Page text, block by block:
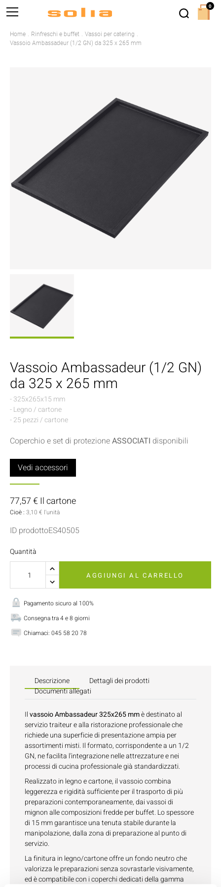
Home Rinfreschi e buffet
Vassoi per catering
Vassoio Ambassadeur (1/2 GN) da 325 x 265 mm
Vassoio Ambassadeur (1/2 GN)
da 325 x 265 mm
- 325x265x15 mm
- Legno / cartone
- 25 pezzi / cartone
Coperchio e set di protezioneASSOCIATI disponibili
Vedi accessori
77,57 € Il cartone
Cioè : 3,10 € l'unità
ID prodottoES40505
Quantità
AGGIUNGI AL CARRELLO
Pagamento sicuro al 100%
Consegna tra 4 e 8 giorni
Chiamaci: 045 58 20 78
Descrizione
Dettagli dei prodotti
Documenti allegati
Ilvassoio Ambassadeur 325x265 mmè destinato al
servizio traiteur e alla ristorazione professionale che
richiede una superficie di presentazione ampia per
assortimenti misti. Il formato, corrispondente a un 1/2
GN, ne facilita l'integrazione nelle attrezzature e nei
processi di cucina professionale già standardizzati.
Realizzato in legno e cartone, il vassoio combina
leggerezza e rigidità sufficiente per il trasporto di più
preparazioni contemporaneamente, dai vassoi di
mignon alle composizioni fredde per buffet. Lo spessore
di 15 mm garantisce una tenuta stabile durante la
manipolazione, dalla zona di preparazione al punto di
servizio.
La finitura in legno/cartone offre un fondo neutro che
valorizza le preparazioni senza sovrastarle visivamente,
ed è compatibile con i coperchi dedicati della gamma
0